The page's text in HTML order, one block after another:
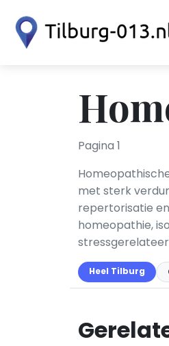
Pagina 1
met sterk
repertorisatie
homeopathie,
Heel Tilburg